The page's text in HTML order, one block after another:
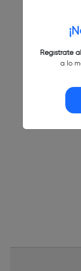
Regístrate
a lo